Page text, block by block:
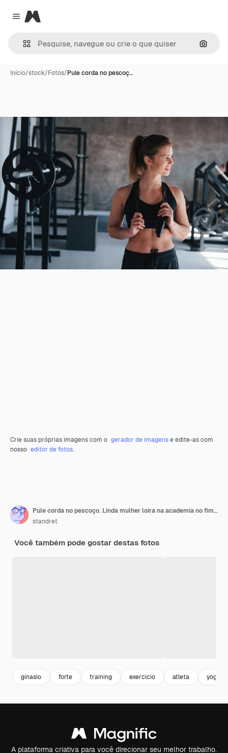
Close menu
Magnific
Início/stock/Fotos/Pule corda no pescoç…
Crie suas próprias imagens com o gerador de imagense edite-as com
nosso editor de fotos.
Pule corda no pescoço. Linda mulher loira na academia no fim de semana
standret
Você também pode gostar destas fotos
ginasio forte training exercicio atleta yoga
A plataforma criativa para você direcionar seu melhor trabalho.